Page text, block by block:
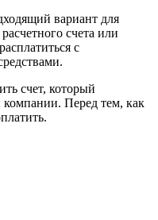
вариант для
счета или
с
счет, который
компании. Перед тем, как